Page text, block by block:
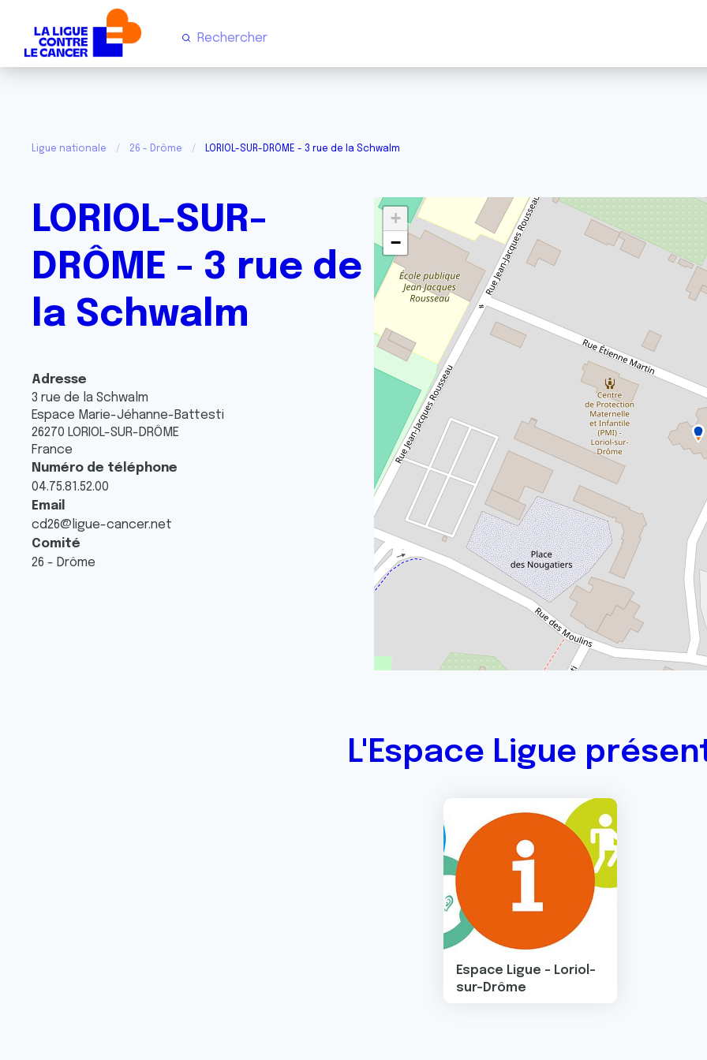
Ligue nationale 26 - Drôme LORIOL-SUR-DRÔME - 3 rue de la Schwalm
LORIOL-SUR-
DRÔME - 3 rue de
la Schwalm
Adresse
3 rue de la Schwalm
Espace Marie-Jéhanne-Battesti
26270 LORIOL-SUR-DRÔME
France
Numéro de téléphone
04.75.81.52.00
Email
cd26@ligue-cancer.net
Comité
26 - Drôme
+
−
L'Espace Ligue
Espace Ligue - Loriol-
sur-Drôme